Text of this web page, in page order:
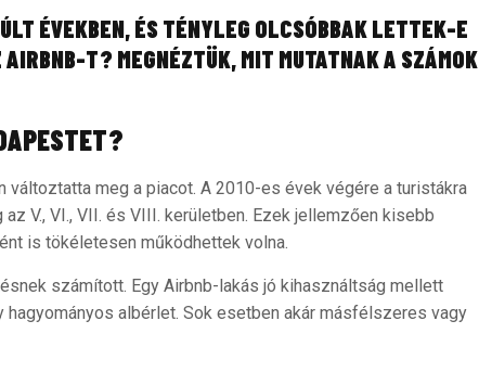
ÉVEKBEN, ÉS TÉNYLEG OLCSÓBBAK LETTEK-E
T? MEGNÉZTÜK, MIT MUTATNAK A SZÁMOK
meg a piacot. A 2010-es évek végére a turistákra
V., VI., VII. és VIII. kerületben. Ezek jellemzően kisebb
is tökéletesen működhettek volna.
számított. Egy Airbnb-lakás jó kihasználtság mellett
albérlet. Sok esetben akár másfélszeres vagy